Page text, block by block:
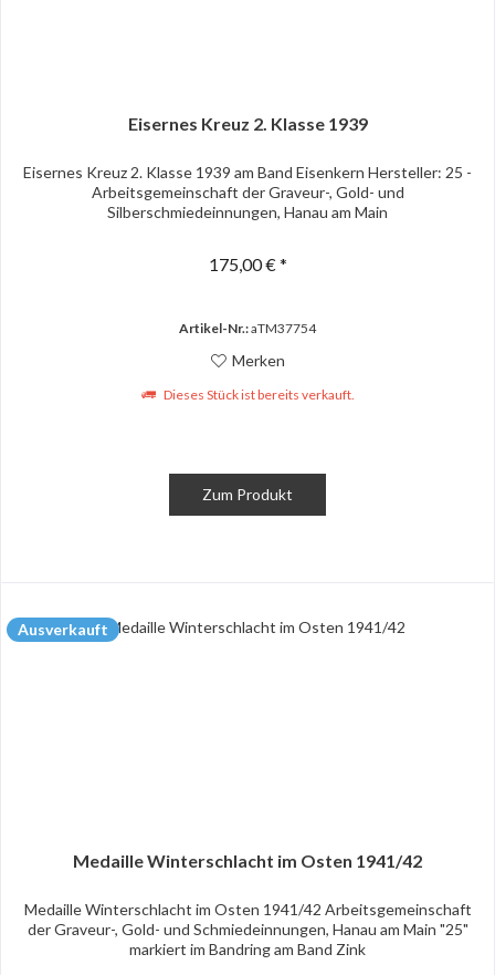
Eisernes Kreuz 2. Klasse 1939
Eisernes Kreuz 2. Klasse 1939 am Band Eisenkern Hersteller: 25 -
Arbeitsgemeinschaft der Graveur-, Gold- und
Silberschmiedeinnungen, Hanau am Main
175,00 € *
Artikel-Nr.:aTM37754
Merken
Dieses Stück ist bereits verkauft.
Zum Produkt
Ausverkauft
Medaille Winterschlacht im Osten 1941/42
Medaille Winterschlacht im Osten 1941/42 Arbeitsgemeinschaft
der Graveur-, Gold- und Schmiedeinnungen, Hanau am Main "25"
markiert im Bandring am Band Zink